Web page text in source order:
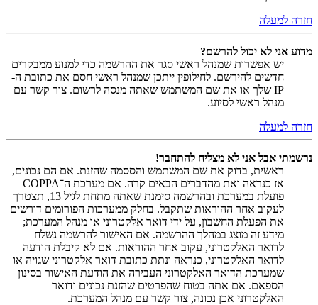
חזרה למעלה
מדוע אני לא יכול להרשם?
יש אפשרות שמנהל ראשי סגר את ההרשמה כדי למנוע ממבקרים
חדשים להירשם. לחילופין ייתכן שמנהל ראשי חסם את כתובת ה-
IP שלך או את שם המשתמש שאתה מנסה לרשום. צור קשר עם
מנהל ראשי לסיוע.
חזרה למעלה
נרשמתי אבל אני לא מצליח להתחבר!
ראשית, בדוק את שם המשתמש והססמה שהזנת. אם הם נכונים,
אז כנראה ואת מהדברים הבאים קרה. אם מערכת ה־COPPA
פועלת במערכת ובהרשמה סימנת שאתה מתחת לגיל 13, תצטרך
לעקוב אחר ההוראות שתקבל. בחלק ממערכות הפורומים דורשים
את הפעלת החשבון, על ידי דואר אלקטרוני או מנהל המערכת;
מידע זה מוצג במהלך ההרשמה. אם האישור להרשמה נשלח
לדואר האלקטרוני, עקוב אחר ההוראות. אם לא קיבלת הודעה
לדואר האלקטרוני, כנראה ונתת כתובת דואר אלקטרוני שגויה או
שמערכת הדואר האלקטרוני העבירה את הודעת האישור בסינון
הספאם. אם אתה בטוח שהפרטים שהזנת נכונים ודואר
האלקטרוני אכן נכונה, צור קשר עם מנהל המערכת.